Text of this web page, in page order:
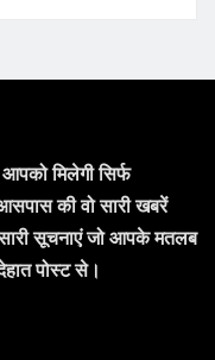
मिलेगी सिर्फ
की वो सारी खबरें
सूचनाएं जो आपके मतलब
पोस्ट से।